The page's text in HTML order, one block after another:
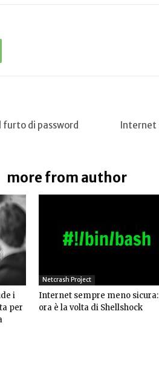
furto di password
Internet
more from author
i
per
Netcrash Project
Internet sempre meno sicura:
ora è la volta di Shellshock